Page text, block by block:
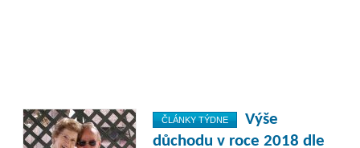
ČLÁNKY TÝDNE
Výše
důchodu v roce 2018 dle